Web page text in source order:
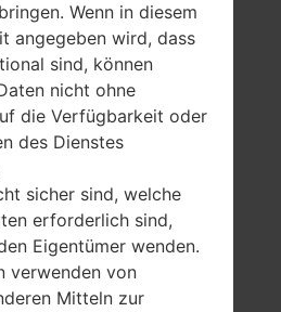
LTE-A
Wenn in diesem
angegeben wird, dass
sind, können
nicht ohne
die Verfügbarkeit oder
des Dienstes
sicher sind, welche
erforderlich sind,
Eigentümer wenden.
verwenden von
Mitteln zur